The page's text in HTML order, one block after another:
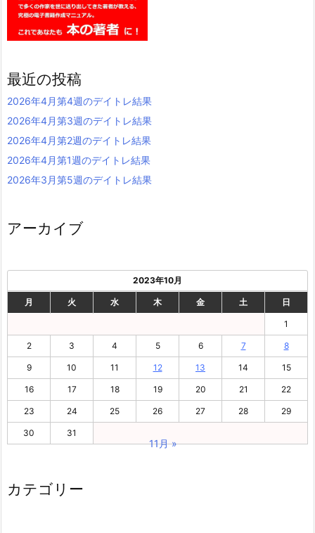
最近の投稿
2026年4月第4週のデイトレ結果
2026年4月第3週のデイトレ結果
2026年4月第2週のデイトレ結果
2026年4月第1週のデイトレ結果
2026年3月第5週のデイトレ結果
アーカイブ
2023年10月
月 火 水 木 金 土 日
1
2 3 4 5 6 7 8
9 10 11 12 13 14 15
16 17 18 19 20 21 22
23 24 25 26 27 28 29
30 31
11月 »
カテゴリー